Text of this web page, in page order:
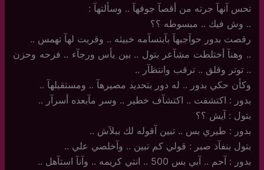
تحس آنهآ جرته من أقصآ جوفهآ .. وسألتهآ :
..‏ وش فيك .. مبسوطه ؟؟
رقصت بدور حوآجبهآ بآبتسآمه خبيثه .. وقربت لهآ تهمس .. ‏
..‏ وهنآ أختلطت مشآعر بتول .. بين يأس ورجآء .. فرحه وحزن
.. توتر وقلق .. ترقب وانتظآر ..
وكأن حكي بدور .. له دور بتحديد مصيرهآ .. ومستقبلهآ ..
بدور : اكتشفت .. اكتشآف خطير .. وسر مآبعده أسرآر ..
بتول : آيش ؟؟
بدور : طيري بس .. تبين آقوله لك ببلآش ..
بتول بنفآذ صبر : قولي كم تبين .. وآخلصي علي ..
بدور : آحم .. آبي بس 500 .. انتي كريمه .. وآنآ استآهل ..